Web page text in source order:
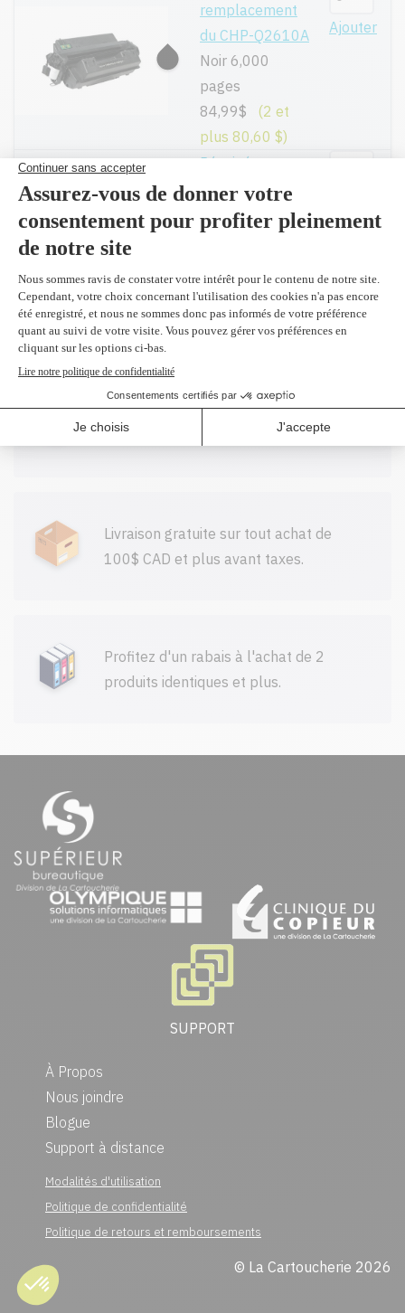
remplacement
du CHP-Q2610A
Noir 6,000
pages
84,99$
(2 et
plus 80,60 $)
Ajouter
Réusiné
supérieur en
remplacement
pages
99,99$ (2 et
plus 91,00 $)
Toutes nos cartouches réusinées sont
garanties.
Livraison gratuite sur tout achat de
100$ CAD et plus avant taxes.
Profitez d'un rabais à l'achat de 2
produits identiques et plus.
SUPPORT
À Propos
Nous joindre
Blogue
Support à distance
Modalités d'utilisation
Politique de confidentialité
Politique de retours et remboursements
© La Cartoucherie 2026